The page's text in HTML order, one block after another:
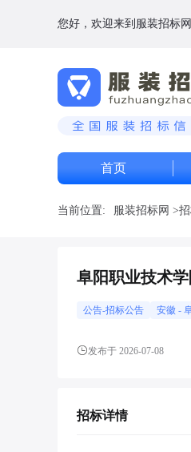
您好，欢迎来到服装招标
首页
当前位置: 服装招标网 >
阜阳职业技术
公告-招标公告 安徽 -
发布于 2026-07-08
招标详情